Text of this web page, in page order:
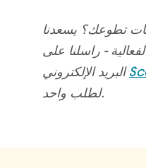
تطوعك؟ يسعدنا
- راسلنا على
البريد الإلكتروني
لطلب واحد.